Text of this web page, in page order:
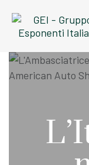
links
primary
navigation